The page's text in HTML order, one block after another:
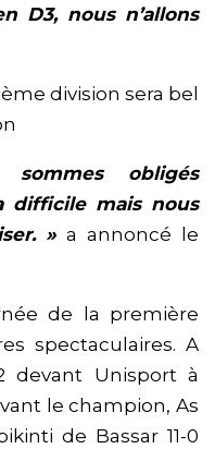
D3, nous n’allons
division sera bel
obligés
difficile mais nous
» a annoncé le
de la première
spectaculaires. A
devant Unisport à
le champion, As
de Bassar 11-0